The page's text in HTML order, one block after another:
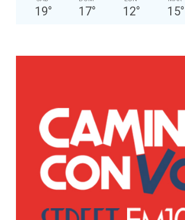
19° 17° 12° 15°